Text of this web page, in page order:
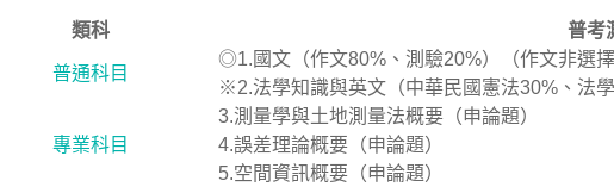
類科 普考
普通科目
◎1.國文（作文80%、測驗20%）（作文非選擇
※2.法學知識與英文（中華民國憲法30%、法
專業科目
3.測量學與土地測量法概要（申論題）
4.誤差理論概要（申論題）
5.空間資訊概要（申論題）